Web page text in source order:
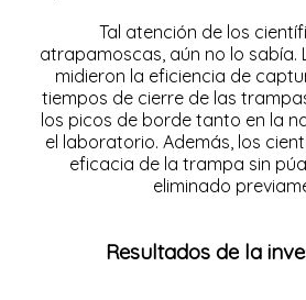
Tal atención de los
atrapamoscas, aún no lo sabía.
midieron la eficiencia de
tiempos de cierre de las
los picos de borde tanto en la
el laboratorio. Además, los
eficacia de la trampa sin
eliminado
Resultados de la